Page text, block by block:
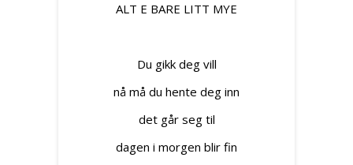
ALT E BARE LITT MYE
Du gikk deg vill
nå må du hente deg inn
det går seg til
dagen i morgen blir fin